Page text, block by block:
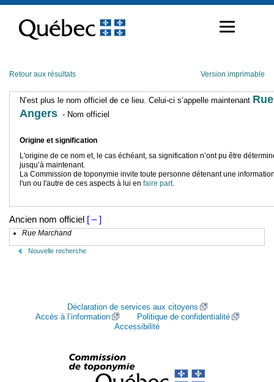
contenu
Retour aux résultats Version imprimable
N’est plus le nom officiel de ce lieu. Celui-ci s’appelle maintenant Rue
Angers - Nom officiel
Origine et signification
L'origine de ce nom et, le cas échéant, sa signification n’ont pu être
jusqu’à maintenant.
La Commission de toponymie invite toute personne détenant une
l'un ou l'autre de ces aspects à lui en faire part.
Ancien nom officiel [ – ]
Rue Marchand
Nouvelle recherche
Déclaration de services aux citoyens
Accès à l’information
Politique de confidentialité
Accessibilité